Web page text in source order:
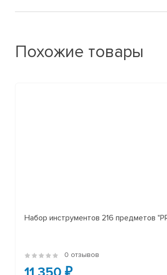
Похожие товары
Набор инструментов 216 предметов
0 отзывов